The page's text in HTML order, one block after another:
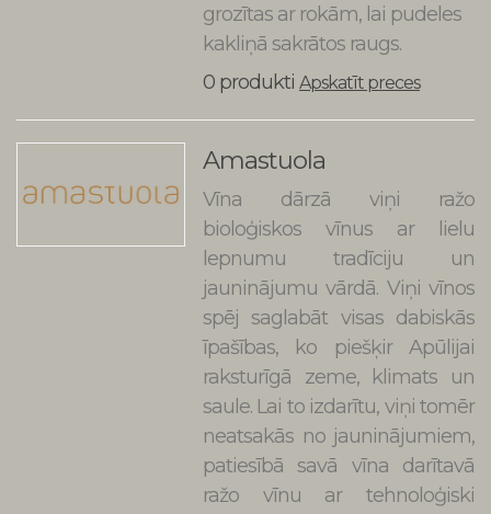
grozītas ar rokām, lai pudeles
kakliņā sakrātos raugs.
0 produkti Apskatīt preces
Amastuola
Vīna dārzā viņi ražo
bioloģiskos vīnus ar lielu
lepnumu tradīciju un
jauninājumu vārdā. Viņi vīnos
spēj saglabāt visas dabiskās
īpašības, ko piešķir Apūlijai
raksturīgā zeme, klimats un
saule. Lai to izdarītu, viņi tomēr
neatsakās no jauninājumiem,
patiesībā savā vīna darītavā
ražo vīnu ar tehnoloģiski